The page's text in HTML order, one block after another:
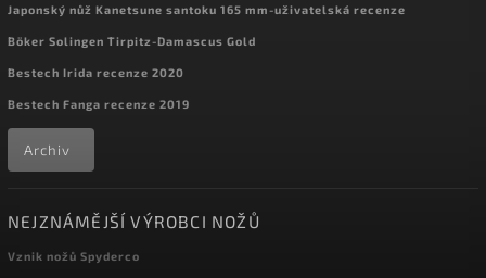
Japonský nůž Kanetsune santoku 165 mm-uživatelská recenze
Böker Solingen Tirpitz-Damascus Gold
Bestech Irida recenze 2020
Bestech Fanga recenze 2019
Archiv
NEJZNÁMĚJŠÍ VÝROBCI NOŽŮ
Vznik nožů Spyderco